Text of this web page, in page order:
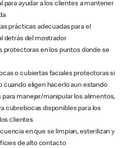
para ayudar a los clientes a mantener
prácticas adecuadas para el
detrás del mostrador
protectoras en los puntos donde se
o cubiertas faciales protectoras si
cuando eligen hacerlo aun estando
para manejar/manipular los alimentos,
cubrebocas disponibles para los
clientes
en que se limpian, esterilizan y
de alto contacto